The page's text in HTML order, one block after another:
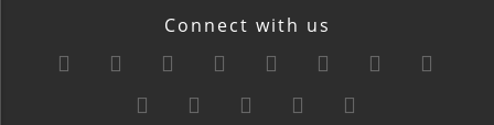
Connect with us